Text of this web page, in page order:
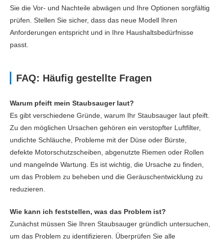
Sie die Vor- und Nachteile abwägen und Ihre Optionen sorgfältig
prüfen. Stellen Sie sicher, dass das neue Modell Ihren
Anforderungen entspricht und in Ihre Haushaltsbedürfnisse
passt.
FAQ: Häufig gestellte Fragen
Warum pfeift mein Staubsauger laut?
Es gibt verschiedene Gründe, warum Ihr Staubsauger laut pfeift.
Zu den möglichen Ursachen gehören ein verstopfter Luftfilter,
undichte Schläuche, Probleme mit der Düse oder Bürste,
defekte Motorschutzscheiben, abgenutzte Riemen oder Rollen
und mangelnde Wartung. Es ist wichtig, die Ursache zu finden,
um das Problem zu beheben und die Geräuschentwicklung zu
reduzieren.
Wie kann ich feststellen, was das Problem ist?
Zunächst müssen Sie Ihren Staubsauger gründlich untersuchen,
um das Problem zu identifizieren. Überprüfen Sie alle